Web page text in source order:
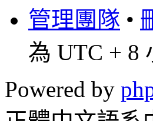
管理團隊 •
為 UTC + 8
Powered by